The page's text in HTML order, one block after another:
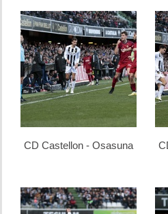
CD Castellon - Osasuna